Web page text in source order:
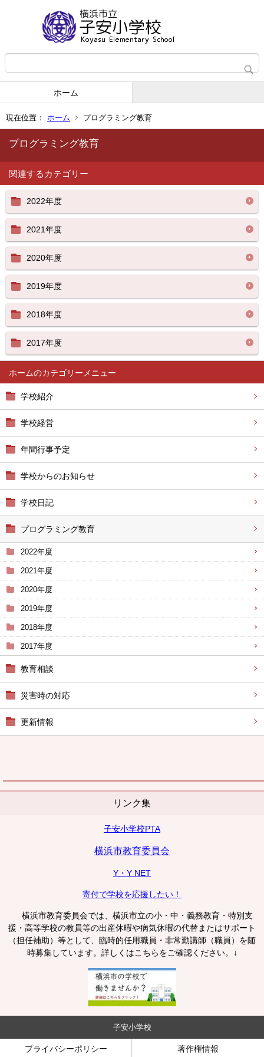
ホーム
現在位置： ホーム プログラミング教育
ホーム
学校紹介
学校経営
年間行事予定
学校からのお知らせ
学校日記
プログラミング教育
2022年度
2021年度
2020年度
2019年度
2018年度
2017年度
教育相談
災害時の対応
更新情報
リンク集
子安小学校PTA
横浜市教育委員会
Y・Y NET
寄付で学校を応援したい！
横浜市教育委員会では、横浜市立の小・中・義務教育・特別支
援・高等学校の教員等の出産休暇や病気休暇の代替またはサポート
（担任補助）等として、臨時的任用職員・非常勤講師（職員）を随
時募集しています。詳しくはこちらをご確認ください。↓
プログラミング教育
関連するカテゴリー
2022年度
2021年度
2020年度
2019年度
2018年度
2017年度
子安小学校
プライバシーポリシー 著作権情報